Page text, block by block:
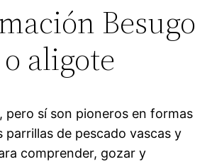
Besugo
aligote
pero sí son pioneros en formas
parrillas de pescado vascas y
comprender, gozar y